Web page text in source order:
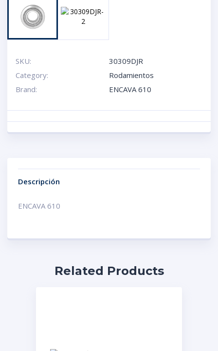
SKU:
30309DJR
Category:
Rodamientos
Brand:
ENCAVA 610
Descripción
ENCAVA 610
Related Products